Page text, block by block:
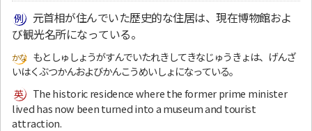
元首相が住んでいた歴史的な住居は、現在博物館およ
び観光名所になっている。
もとしゅしょうがすんでいたれきしてきなじゅうきょは、げんざ
いはくぶつかんおよびかんこうめいしょになっている。
The historic residence where the former prime minister
lived has now been turned into a museum and tourist
attraction.